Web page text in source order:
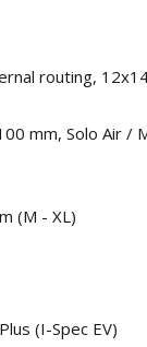
routing,
mm, Solo Air
(M - XL)
(I-Spec EV)